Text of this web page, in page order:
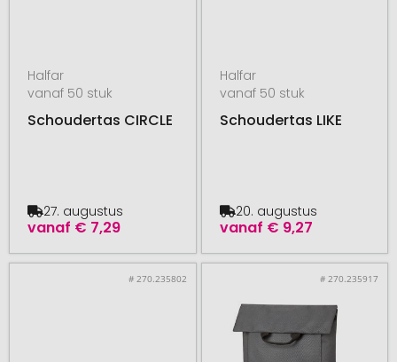
Halfar
vanaf 50 stuk
Schoudertas CIRCLE
vanaf € 7,29
27. augustus
Halfar
vanaf 50 stuk
Schoudertas LIKE
vanaf € 9,27
20. augustus
# 270.235802 # 270.235917